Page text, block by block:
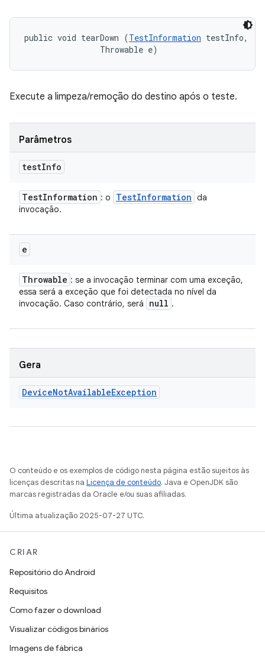
public void tearDown (TestInformation testInfo,
                Throwable e)
Execute a limpeza/remoção do destino após o teste.
Parâmetros
testInfo
TestInformation : o TestInformation da
invocação.
e
Throwable : se a invocação terminar com uma exceção,
essa será a exceção que foi detectada no nível da
invocação. Caso contrário, será
null .
Gera
DeviceNotAvailableException
O conteúdo e os exemplos de código nesta página estão sujeitos às
licenças descritas na Licença de conteúdo. Java e OpenJDK são
marcas registradas da Oracle e/ou suas afiliadas.
Última atualização 2025-07-27 UTC.
CRIAR
Repositório do Android
Requisitos
Como fazer o download
Visualizar códigos binários
Imagens de fábrica